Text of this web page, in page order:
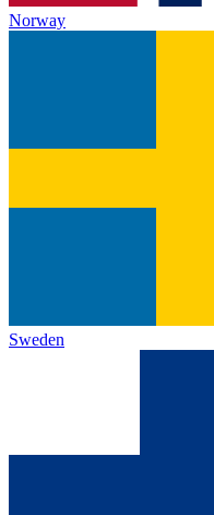
Norway
Sweden